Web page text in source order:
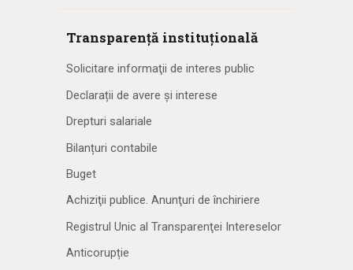
Transparență instituțională
Solicitare informaţii de interes public
Declarații de avere și interese
Drepturi salariale
Bilanțuri contabile
Buget
Achiziţii publice. Anunţuri de închiriere
Registrul Unic al Transparenţei Intereselor
Anticorupție